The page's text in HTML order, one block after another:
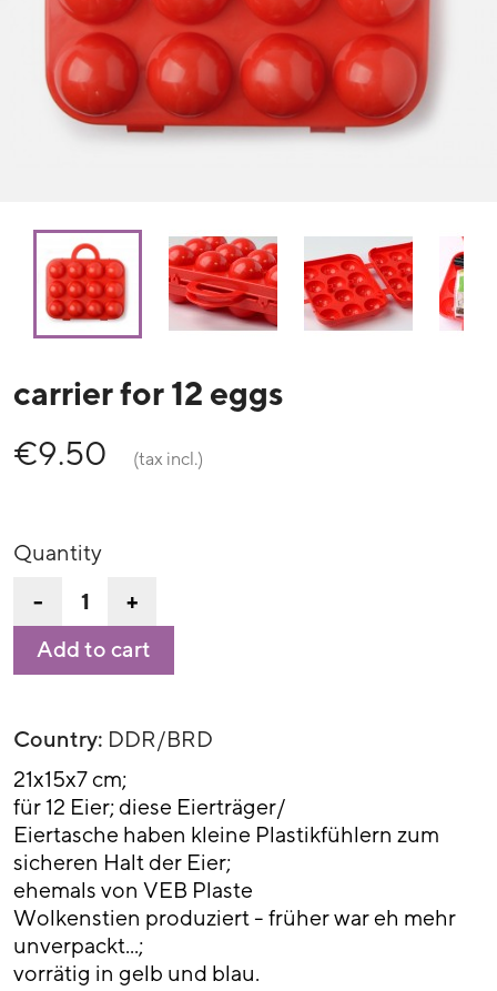
carrier for 12 eggs
€9.50
(tax incl.)
Quantity
- +
Add to cart
Country: DDR/BRD
21x15x7 cm;
für 12 Eier; diese Eierträger/
Eiertasche haben kleine Plastikfühlern zum
sicheren Halt der Eier;
ehemals von VEB Plaste
Wolkenstien produziert - früher war eh mehr
unverpackt...;
vorrätig in gelb und blau.